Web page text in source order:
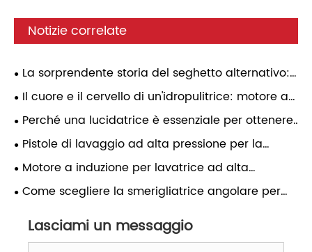
Notizie correlate
La sorprendente storia del seghetto alternativo:
dai semplici utensili manuali ai moderni utensili
Il cuore e il cervello di un'idropulitrice: motore a
induzione e regolatore di pressione: una guida
Perché una lucidatrice è essenziale per ottenere
risultati di finitura superficiale professionali
Pistole di lavaggio ad alta pressione per la
pulizia automatica: adattamento della pressione,
selezione degli ugelli e affidabilità nell'uso
quotidiano
Motore a induzione per lavatrice ad alta
pressione: un'analisi completa
Come scegliere la smerigliatrice angolare per
Lasciami un messaggio